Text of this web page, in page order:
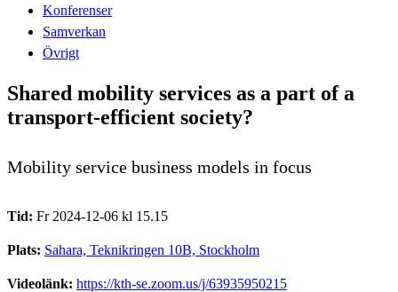
Konferenser
Samverkan
Övrigt
Shared mobility services as a part of a
transport-efficient society?
Mobility service business models in focus
Tid: Fr 2024-12-06 kl 15.15
Plats: Sahara, Teknikringen 10B, Stockholm
Videolänk: https://kth-se.zoom.us/j/63935950215